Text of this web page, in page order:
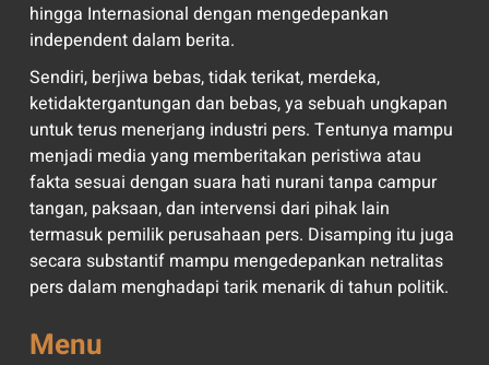
hingga Internasional dengan mengedepankan
independent dalam berita.
Sendiri, berjiwa bebas, tidak terikat, merdeka,
ketidaktergantungan dan bebas, ya sebuah ungkapan
untuk terus menerjang industri pers. Tentunya mampu
menjadi media yang memberitakan peristiwa atau
fakta sesuai dengan suara hati nurani tanpa campur
tangan, paksaan, dan intervensi dari pihak lain
termasuk pemilik perusahaan pers. Disamping itu juga
secara substantif mampu mengedepankan netralitas
pers dalam menghadapi tarik menarik di tahun politik.
Menu